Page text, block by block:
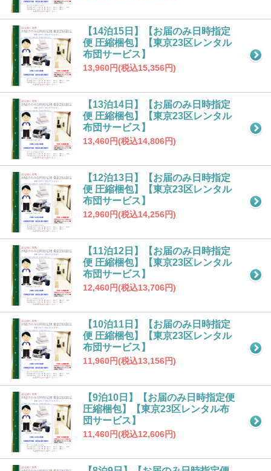
【14泊15日】【お届のみ日時指定
便 圧縮梱包】【東京23区レンタル
布団サービス】
13,960円(税込15,356円)
【13泊14日】【お届のみ日時指定
便 圧縮梱包】【東京23区レンタル
布団サービス】
13,460円(税込14,806円)
【12泊13日】【お届のみ日時指定
便 圧縮梱包】【東京23区レンタル
布団サービス】
12,960円(税込14,256円)
【11泊12日】【お届のみ日時指定
便 圧縮梱包】【東京23区レンタル
布団サービス】
12,460円(税込13,706円)
【10泊11日】【お届のみ日時指定
便 圧縮梱包】【東京23区レンタル
布団サービス】
11,960円(税込13,156円)
【9泊10日】【お届のみ日時指定便
圧縮梱包】【東京23区レンタル布
団サービス】
11,460円(税込12,606円)